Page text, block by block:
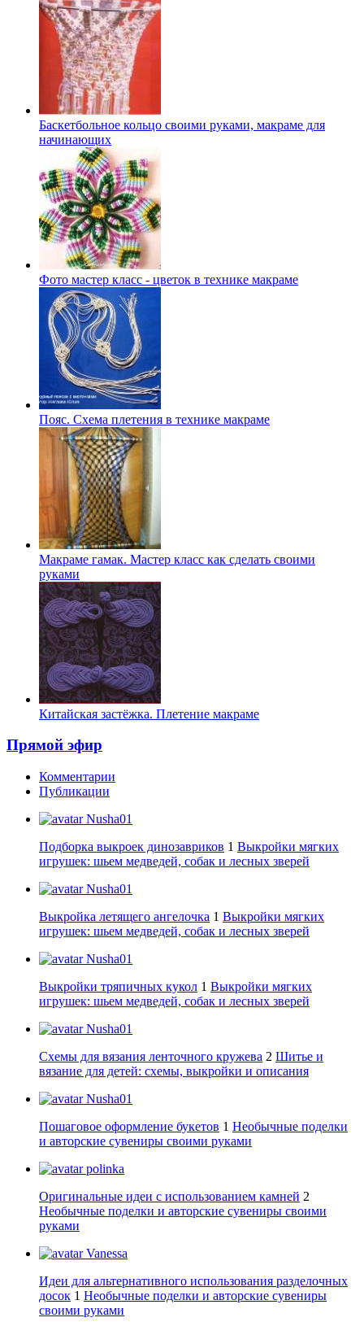
Баскетбольное кольцо своими руками, макраме для
начинающих
Фото мастер класс - цветок в технике макраме
Пояс. Схема плетения в технике макраме
Макраме гамак. Мастер класс как сделать своими
руками
Китайская застёжка. Плетение макраме
Прямой эфир
Комментарии
Публикации
Nusha01
Подборка выкроек динозавриков 1 Выкройки мягких
игрушек: шьем медведей, собак и лесных зверей
Nusha01
Выкройка летящего ангелочка 1 Выкройки мягких
игрушек: шьем медведей, собак и лесных зверей
Nusha01
Выкройки тряпичных кукол 1 Выкройки мягких
игрушек: шьем медведей, собак и лесных зверей
Nusha01
Схемы для вязания ленточного кружева 2 Шитье и
вязание для детей: схемы, выкройки и описания
Nusha01
Пошаговое оформление букетов 1 Необычные поделки
и авторские сувениры своими руками
polinka
Оригинальные идеи с использованием камней 2
Необычные поделки и авторские сувениры своими
руками
Vanessa
Идеи для альтернативного использования разделочных
досок 1 Необычные поделки и авторские сувениры
своими руками